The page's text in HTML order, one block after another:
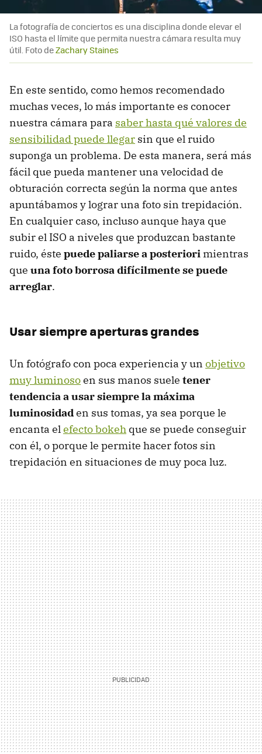
La fotografía de conciertos es una disciplina donde elevar el
ISO hasta el límite que permita nuestra cámara resulta muy
útil. Foto deZachary Staines
En este sentido, como hemos recomendado
muchas veces, lo más importante es conocer
nuestra cámara para saber hasta qué valores de
sensibilidad puede llegar sin que el ruido
suponga un problema. De esta manera, será más
fácil que pueda mantener una velocidad de
obturación correcta según la norma que antes
apuntábamos y lograr una foto sin trepidación.
En cualquier caso, incluso aunque haya que
subir el ISO a niveles que produzcan bastante
ruido, éste puede paliarse a posteriori mientras
que una foto borrosa difícilmente se puede
arreglar.
Usar siempre aperturas grandes
Un fotógrafo con poca experiencia y un objetivo
muy luminosoen sus manos suele tener
tendencia a usar siempre la máxima
luminosidaden sus tomas, ya sea porque le
encanta elefecto bokeh que se puede conseguir
con él, o porque le permite hacer fotos sin
trepidación en situaciones de muy poca luz.